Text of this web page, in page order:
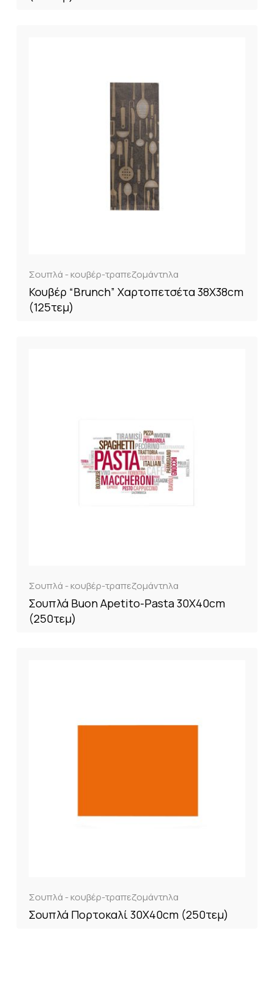
Σουπλά - κουβέρ-τραπεζομάντηλα
Κουβέρ “Brunch” Χαρτοπετσέτα 38X38cm
(125τεμ)
Σουπλά - κουβέρ-τραπεζομάντηλα
Σουπλά Buon Apetito-Pasta 30X40cm
(250τεμ)
Σουπλά - κουβέρ-τραπεζομάντηλα
Σουπλά Πορτοκαλί 30Χ40cm (250τεμ)